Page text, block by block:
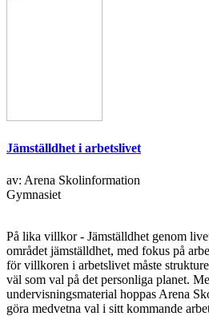
Jämställdhet i arbetslivet
av: Arena Skolinformation
Gymnasiet
På lika villkor - Jämställdhet genom
området jämställdhet, med fokus på
för villkoren i arbetslivet måste
väl som val på det personliga planet.
undervisningsmaterial hoppas Arena
göra medvetna val i sitt kommande